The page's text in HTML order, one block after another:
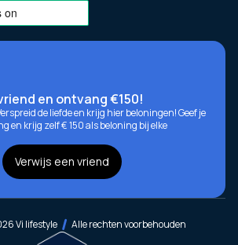
en ontvang €150!
de liefde en krijg hier beloningen! Geef je
en krijg zelf € 150 als beloning bij elke
Verwijs een vriend
Vi lifestyle Alle rechten voorbehouden